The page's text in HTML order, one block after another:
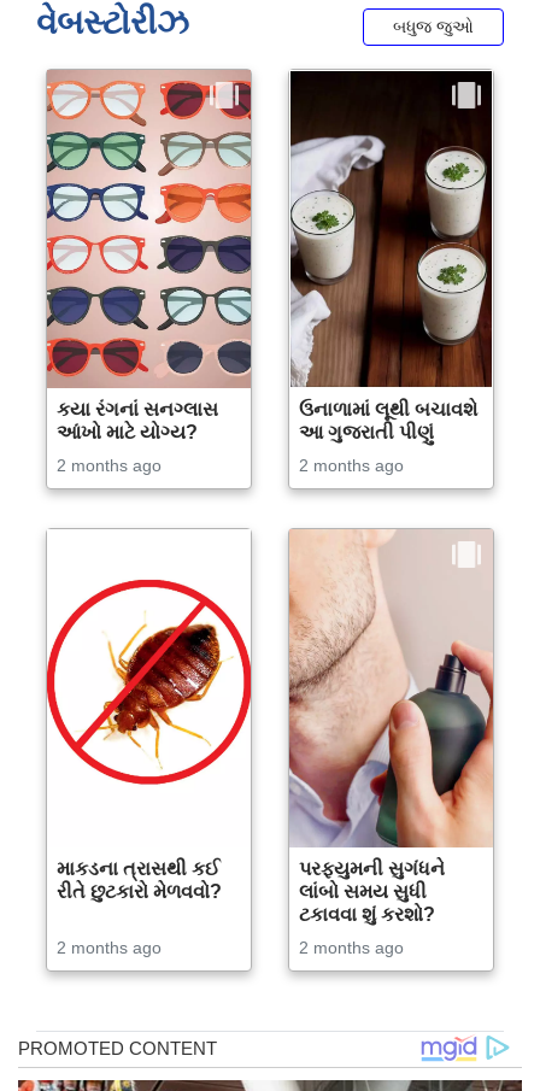
વેબસ્ટોરીઝ બધુજ જુઓ
કયા રંગનાં સનગ્લાસ
આંખો માટે યોગ્ય?
2 months ago
ઉનાળામાં લૂથી બચાવશે
આ ગુજરાતી પીણું
2 months ago
માકડના ત્રાસથી કઈ
રીતે છુટકારો મેળવવો?
2 months ago
પરફ્યુમની સુગંધને
લાંબો સમય સુધી
ટકાવવા શું કરશો?
2 months ago